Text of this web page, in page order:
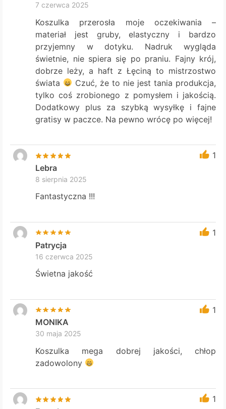
7 czerwca 2025
Koszulka przerosła moje oczekiwania –
materiał jest gruby, elastyczny i bardzo
przyjemny w dotyku. Nadruk wygląda
świetnie, nie spiera się po praniu. Fajny krój,
dobrze leży, a haft z Łęciną to mistrzostwo
świata
Czuć, że to nie jest tania produkcja,
tylko coś zrobionego z pomysłem i jakością.
Dodatkowy plus za szybką wysyłkę i fajne
gratisy w paczce. Na pewno wrócę po więcej!
1
Lebra
8 sierpnia 2025
Fantastyczna !!!
1
Patrycja
16 czerwca 2025
Świetna jakość
1
MONIKA
30 maja 2025
Koszulka mega dobrej jakości, chłop
zadowolony
1